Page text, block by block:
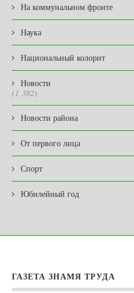
На коммунальном фронте
Наука
Национальный колорит
Новости
(1 382)
Новости района
От первого лица
Спорт
Юбилейный год
ГАЗЕТА ЗНАМЯ ТРУДА